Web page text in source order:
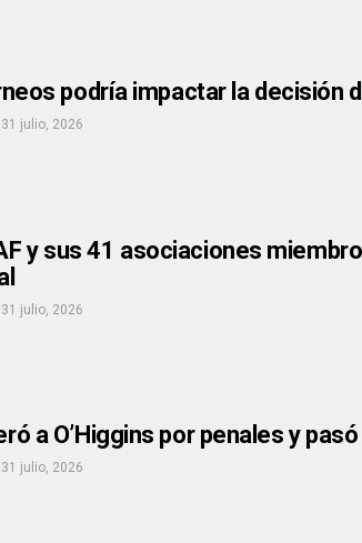
podría impactar la decisión
31 julio, 2026
y sus 41 asociaciones
31 julio, 2026
a O’Higgins por penales y
31 julio, 2026